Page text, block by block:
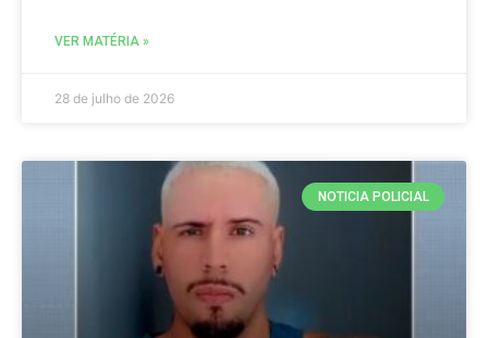
VER MATÉRIA »
28 de julho de 2026
NOTICIA POLICIAL